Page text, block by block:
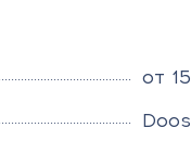
от